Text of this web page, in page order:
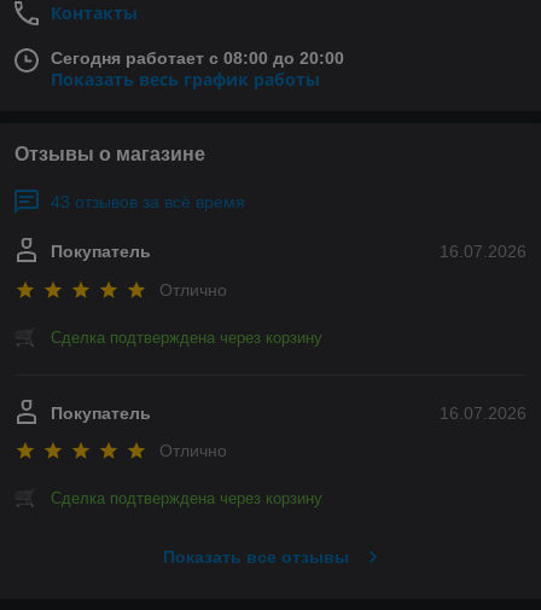
Контакты
Сегодня работает с 08:00 до 20:00
Показать весь график работы
Отзывы о магазине
43 отзывов за всё время
16.07.2026
Покупатель
Отлично
Сделка подтверждена через корзину
16.07.2026
Покупатель
Отлично
Сделка подтверждена через корзину
Показать все отзывы